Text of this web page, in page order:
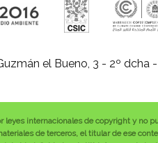
el Bueno, 3 - 2º dcha -
internacionales de copyright y
de terceros, el titular de ese